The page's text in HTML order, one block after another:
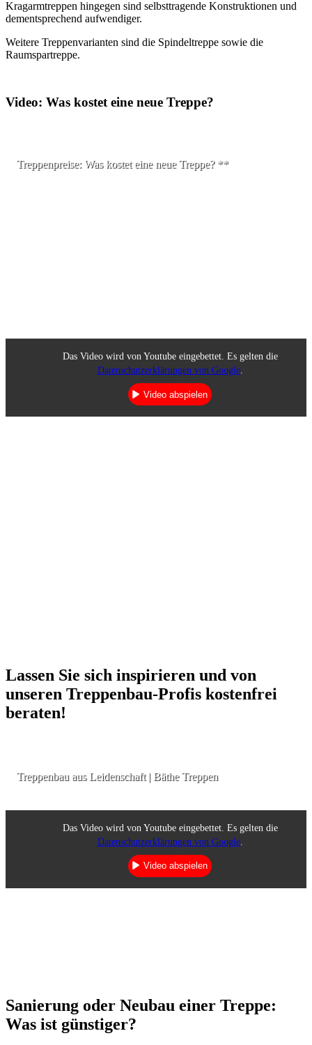
Kragarmtreppen hingegen sind selbsttragende Konstruktionen und
dementsprechend aufwendiger.
Weitere Treppenvarianten sind die Spindeltreppe sowie die
Raumspartreppe.
Video: Was kostet eine neue Treppe?
Treppenpreise: Was kostet eine neue Treppe? **
Das Video wird von Youtube eingebettet. Es gelten die
Datenschutzerklärungen von Google.
Video abspielen
Lassen Sie sich inspirieren und von
unseren Treppenbau-Profis kostenfrei
beraten!
Treppenbau aus Leidenschaft | Bäthe Treppen
Das Video wird von Youtube eingebettet. Es gelten die
Datenschutzerklärungen von Google.
Video abspielen
Sanierung oder Neubau einer Treppe:
Was ist günstiger?